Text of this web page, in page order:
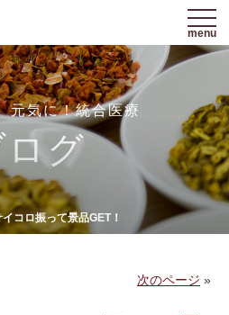
menu
元気に！統合医療
ログ
コロ振って景品GET！
次のページ »